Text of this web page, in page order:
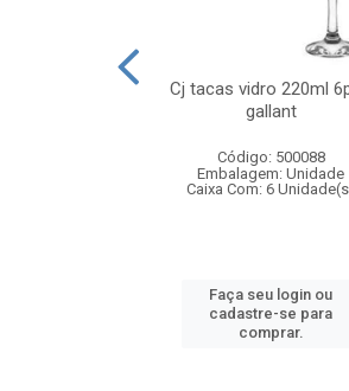
Cj tacas vidro 220ml
gallant
Código: 500088
Embalagem: Unidade
Caixa Com: 6
Faça seu login ou
cadastre-se para
comprar.